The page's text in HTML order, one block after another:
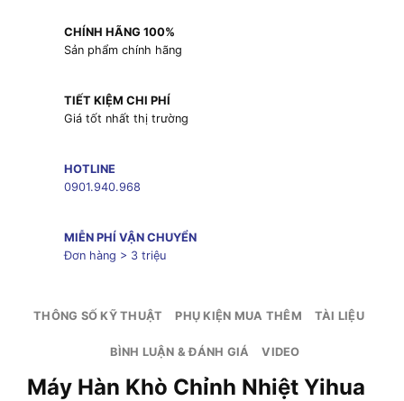
CHÍNH HÃNG 100%
Sản phẩm chính hãng
TIẾT KIỆM CHI PHÍ
Giá tốt nhất thị trường
HOTLINE
0901.940.968
MIỄN PHÍ VẬN CHUYỂN
Đơn hàng > 3 triệu
THÔNG SỐ KỸ THUẬT PHỤ KIỆN MUA THÊM TÀI LIỆU
BÌNH LUẬN & ĐÁNH GIÁ VIDEO
Máy Hàn Khò Chỉnh Nhiệt Yihua